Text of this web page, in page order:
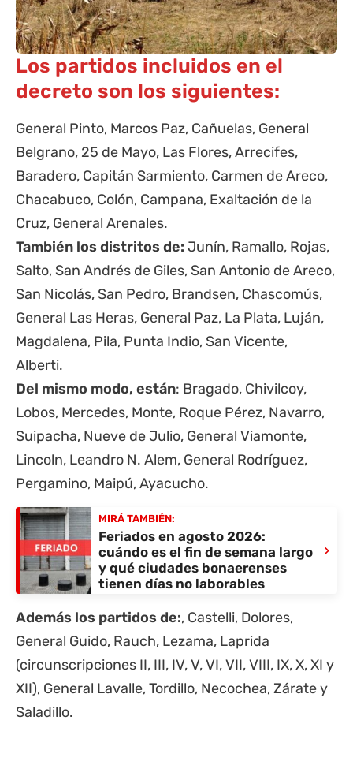
Los partidos incluidos en el
decreto son los siguientes:
General Pinto, Marcos Paz, Cañuelas, General
Belgrano, 25 de Mayo, Las Flores, Arrecifes,
Baradero, Capitán Sarmiento, Carmen de Areco,
Chacabuco, Colón, Campana, Exaltación de la
Cruz, General Arenales.
También los distritos de: Junín, Ramallo, Rojas,
Salto, San Andrés de Giles, San Antonio de Areco,
San Nicolás, San Pedro, Brandsen, Chascomús,
General Las Heras, General Paz, La Plata, Luján,
Magdalena, Pila, Punta Indio, San Vicente,
Alberti.
Del mismo modo, están: Bragado, Chivilcoy,
Lobos, Mercedes, Monte, Roque Pérez, Navarro,
Suipacha, Nueve de Julio, General Viamonte,
Lincoln, Leandro N. Alem, General Rodríguez,
Pergamino, Maipú, Ayacucho.
MIRÁ TAMBIÉN:
Feriados en agosto 2026:
cuándo es el fin de semana largo
y qué ciudades bonaerenses
tienen días no laborables
›
Además los partidos de:, Castelli, Dolores,
General Guido, Rauch, Lezama, Laprida
(circunscripciones II, III, IV, V, VI, VII, VIII, IX, X, XI y
XII), General Lavalle, Tordillo, Necochea, Zárate y
Saladillo.